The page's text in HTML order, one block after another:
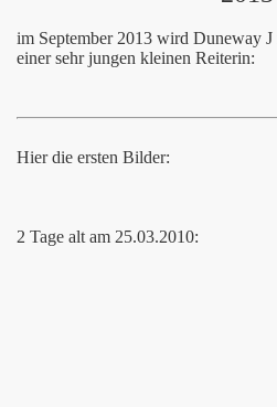
im September 2013 wird Duneway
einer sehr jungen kleinen Reiterin:
Hier die ersten Bilder:
2 Tage alt am 25.03.2010: